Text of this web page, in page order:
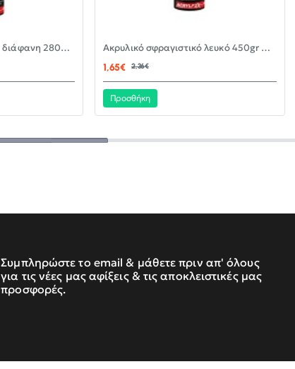
-30%Αντιμουχλική σιλικόνη διάφανη 280ml KLEBER
-30%Ακρυλικό σφραγιστικό λευκό 450gr KLEBER
1,65€
2,36€
Προσθήκη
Συμπληρώστε το email & μάθετε πριν απ' όλους
για τις νέες μας αφίξεις & τις αποκλειστικές μας
προσφορές.